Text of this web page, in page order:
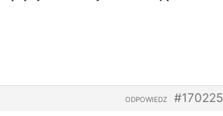
#170225
ODPOWIEDZ